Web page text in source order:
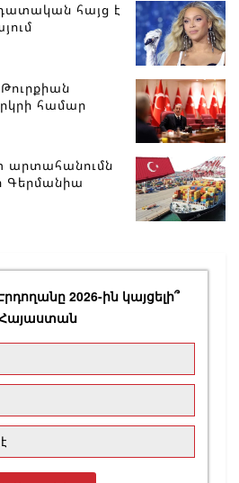
դատական հայց է
համար
արտահանումն
Գերմանիա
2026-ին կայցելի՞